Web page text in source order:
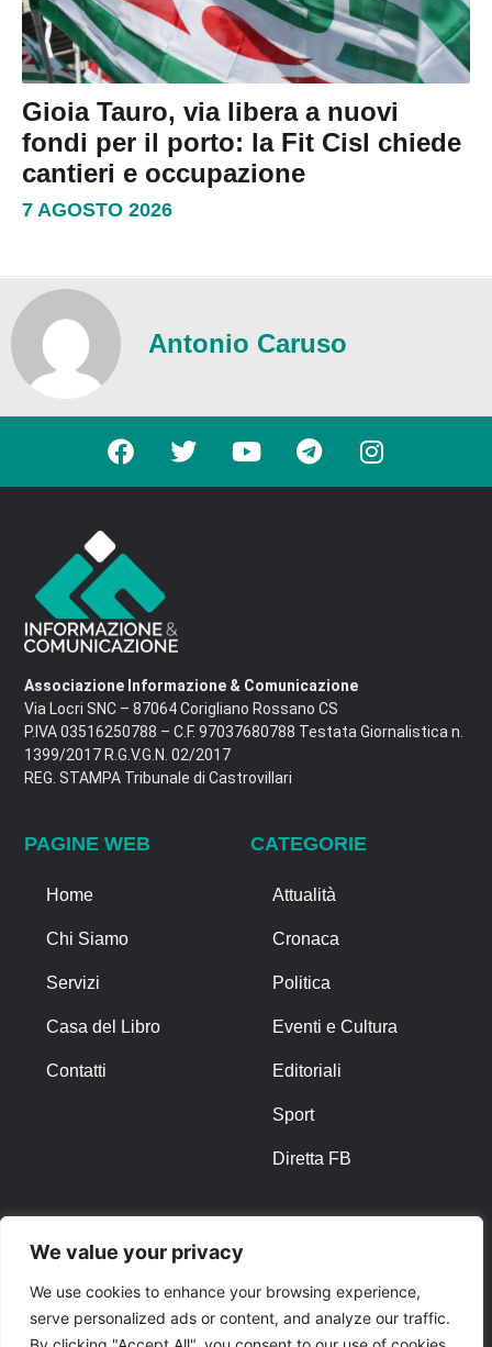
We value your privacy
We use cookies to enhance your browsing experience,
serve personalized ads or content, and analyze our traffic.
Gioia Tauro, via libera a nuovi
fondi per il porto: la Fit Cisl chiede
cantieri e occupazione
7 AGOSTO 2026
Antonio Caruso
Associazione Informazione & Comunicazione
Via Locri SNC – 87064 Corigliano Rossano CS
P.IVA 03516250788 – C.F. 97037680788 Testata Giornalistica n.
1399/2017 R.G.V.G.N. 02/2017
REG. STAMPA Tribunale di Castrovillari
PAGINE WEB
Home
Chi Siamo
Servizi
Casa del Libro
Contatti
CATEGORIE
Attualità
Cronaca
Politica
Eventi e Cultura
Editoriali
Sport
Diretta FB
Privacy Policy